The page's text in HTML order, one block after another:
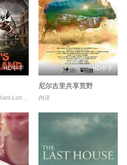
HD中字 HD中字
尼尔吉里共享荒野
内详